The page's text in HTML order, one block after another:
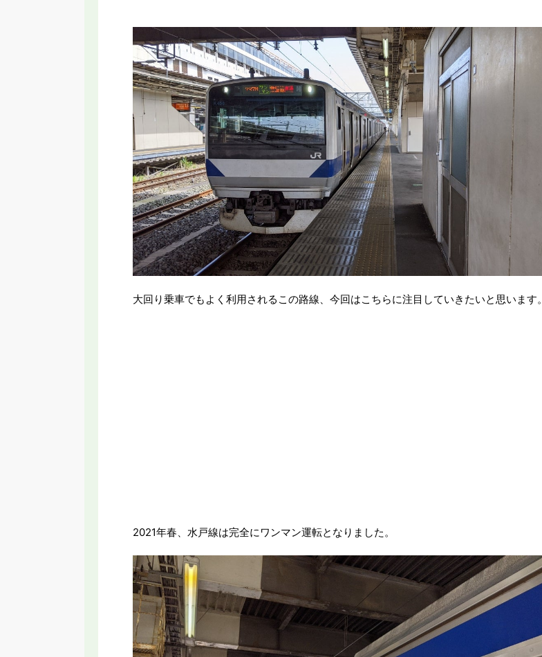
大回り乗車でもよく利用されるこの路線、今回はこちらに注目していきたいと思います。
2021年春、水戸線は完全にワンマン運転となりました。